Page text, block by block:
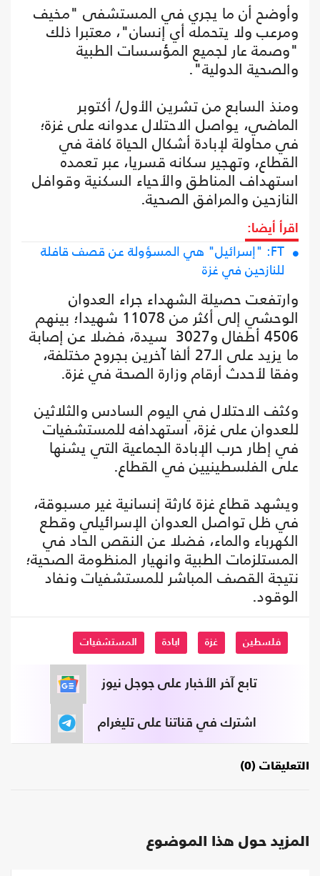
وأوضح أن ما يجري في المستشفى "مخيف
ومرعب ولا يتحمله أي إنسان"، معتبرا ذلك
"وصمة عار لجميع المؤسسات الطبية
والصحية الدولية".
ومنذ السابع من تشرين الأول/ أكتوبر
الماضي، يواصل الاحتلال عدوانه على غزة؛
في محاولة لإبادة أشكال الحياة كافة في
القطاع، وتهجير سكانه قسريا، عبر تعمده
استهداف المناطق والأحياء السكنية وقوافل
النازحين والمرافق الصحية.
اقرأ أيضا:
FT: "إسرائيل" هي المسؤولة عن قصف قافلة
للنازحين في غزة
وارتفعت حصيلة الشهداء جراء العدوان
الوحشي إلى أكثر من 11078 شهيدا؛ بينهم
4506 أطفال و3027 سيدة، فضلا عن إصابة
ما يزيد على الـ27 ألفا آخرين بجروح مختلفة،
وفقا لأحدث أرقام وزارة الصحة في غزة.
وكثف الاحتلال في اليوم السادس والثلاثين
للعدوان على غزة، استهدافه للمستشفيات
في إطار حرب الإبادة الجماعية التي يشنها
على الفلسطينيين في القطاع.
ويشهد قطاع غزة كارثة إنسانية غير مسبوقة،
في ظل تواصل العدوان الإسرائيلي وقطع
الكهرباء والماء، فضلا عن النقص الحاد في
المستلزمات الطبية وانهيار المنظومة الصحية؛
نتيجة القصف المباشر للمستشفيات ونفاد
الوقود.
فلسطين غزة ابادة المستشفيات
تابع آخر الأخبار على جوجل نيوز
اشترك في قناتنا على تليغرام
التعليقات (0)
المزيد حول هذا الموضوع